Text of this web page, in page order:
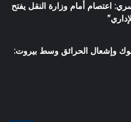
اعتصام أمام وزارة النقل يفتح
وإشعال الحرائق وسط بيروت: